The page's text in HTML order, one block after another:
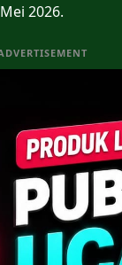
2026.